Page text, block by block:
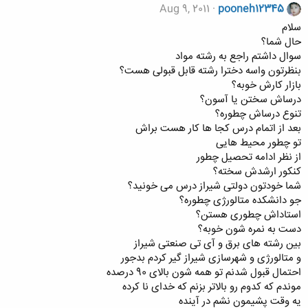
pooneh12345
Aug 9, 2011
سلام
حال شما؟
سوال داشتم راجع به رشته مواد
بنظرتون واسه دخترا رشته قابل قبولی هست؟
بازار کارش خوبه؟
درساش سختن یا آسون؟
تنوع درساش چطوره؟
بعد از اتمام درس کجا ها کار هست براش
تو چطور محیط هایی
از نظر ادامه تحصیل چطور
کنکور ارشدش سخته؟
شما خودتون دولتی شیراز درس می خونید؟
جو دانشکده متالورژی چطوره؟
استاداش چطوری هستن؟
دست به نمره شون خوبه؟
بین رشته های برق و آی تی صنعتی شیراز
و متالورژی و شهرسازی شیراز گیر کردم بدجور
احتمال قبول شدنم تو همه شون بالای 90 درصده
موندم که کدوم رو بالاتر بزنم که خدای نا کرده
یه وقت پشیمون نشم در آینده